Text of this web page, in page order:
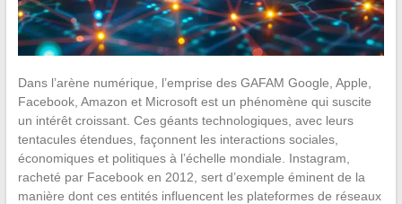
Dans l’arène numérique, l’emprise des GAFAM Google, Apple,
Facebook, Amazon et Microsoft est un phénomène qui suscite
un intérêt croissant. Ces géants technologiques, avec leurs
tentacules étendues, façonnent les interactions sociales,
économiques et politiques à l’échelle mondiale. Instagram,
racheté par Facebook en 2012, sert d’exemple éminent de la
manière dont ces entités influencent les plateformes de réseaux